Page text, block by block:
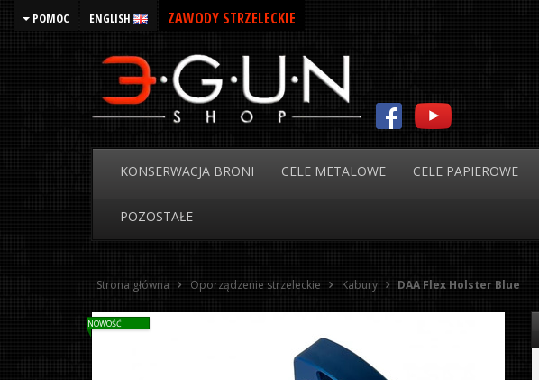
POMOC ENGLISH ZAWODY STRZELECKIE
KONSERWACJA BRONI CELE METALOWE CELE PAPIEROWE
POZOSTAŁE
Strona główna Oporządzenie strzeleckie Kabury DAA Flex Holster Blue
NOWOŚĆ